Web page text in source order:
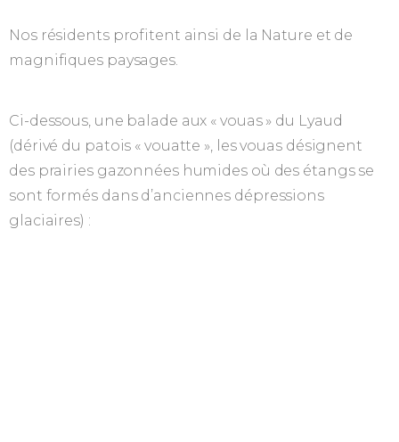
Nos résidents profitent ainsi de la Nature et de
magnifiques paysages.
Ci-dessous, une balade aux « vouas » du Lyaud
(dérivé du patois « vouatte », les vouas désignent
des prairies gazonnées humides où des étangs se
sont formés dans d’anciennes dépressions
glaciaires) :